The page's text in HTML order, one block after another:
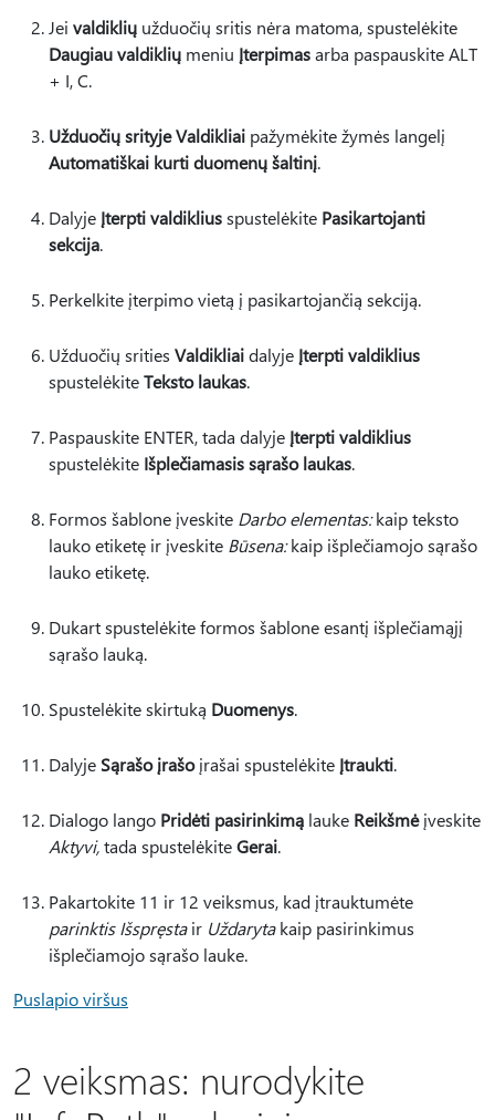
Jei valdiklių užduočių sritis nėra matoma, spustelėkite
Daugiau valdiklių meniu Įterpimasarba paspauskite ALT
+ I, C.
Užduočių srityje Valdikliai pažymėkite žymės langelį
Automatiškai kurti duomenų šaltinį.
Dalyje Įterpti valdikliusspustelėkite Pasikartojanti
sekcija.
Perkelkite įterpimo vietą į pasikartojančią sekciją.
Užduočių srities Valdikliaidalyje Įterpti valdiklius
spustelėkiteTeksto laukas.
Paspauskite ENTER, tada dalyje Įterpti valdiklius
spustelėkite Išplečiamasis sąrašo laukas.
Formos šablone įveskite Darbo elementas:kaip teksto
lauko etiketę ir įveskite Būsena:kaip išplečiamojo sąrašo
lauko etiketę.
Dukart spustelėkite formos šablone esantį išplečiamąjį
sąrašo lauką.
Spustelėkite skirtuką Duomenys.
Dalyje Sąrašo įrašoįrašai spustelėkite Įtraukti.
Dialogo lango Pridėti pasirinkimą lauke Reikšmėįveskite
Aktyvi,tada spustelėkiteGerai.
Pakartokite 11 ir 12 veiksmus, kad įtrauktumėte
parinktis Išspręstair Uždarytakaip pasirinkimus
išplečiamojo sąrašo lauke.
Puslapio viršus
2 veiksmas: nurodykite